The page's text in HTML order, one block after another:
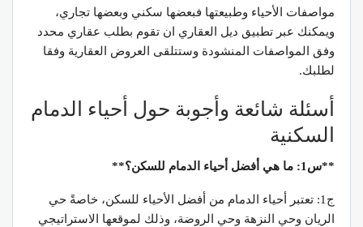
مواصفات الأحياء وطبيعتها فبعضها سكني وبعضها تجاري،
ويمكنك عبر تطبيق ديل العقاري ان تقوم بطلب عقاري محدد
وفق المواصفات المنشودة وستتلقى العروض العقارية وفقا
لطلبك.
أسئلة شائعة وأجوبة حول أحياء الدمام
السكنية
**س1: ما هي أفضل أحياء الدمام للسكن؟**
ج1: تعتبر أحياء الدمام من أفضل الأحياء للسكن، خاصةً حي
الريان وحي النزهة وحي الروضة، وذلك لموقعها الاستراتيجي